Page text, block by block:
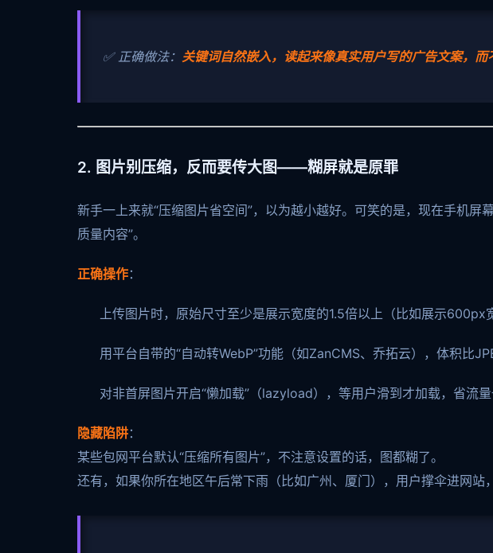
✅ 正确做法： 关键词自然嵌入，读起来像真实用户写的广告文案，而
2. 图片别压缩，反而要传大图——糊屏就是原罪
新手一上来就“压缩图片省空间”，以为越小越好。可笑的是，现在手机
质量内容”。
正确操作：
上传图片时，原始尺寸至少是展示宽度的1.5倍以上（比如展示600px
用平台自带的“自动转WebP”功能（如ZanCMS、乔拓云），体积比
对非首屏图片开启“懒加载”（lazyload），等用户滑到才加载，省流量
隐藏陷阱：
某些包网平台默认“压缩所有图片”，不注意设置的话，图都糊了。
还有，如果你所在地区午后常下雨（比如广州、厦门），用户撑伞进网